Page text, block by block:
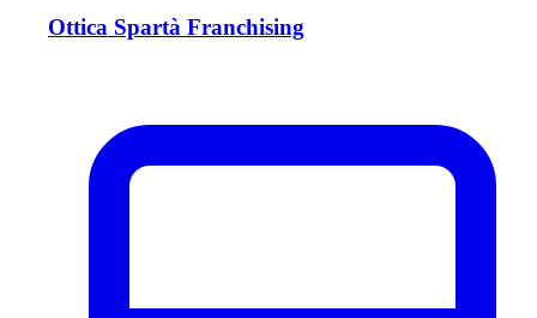
Ottica Spartà Franchising